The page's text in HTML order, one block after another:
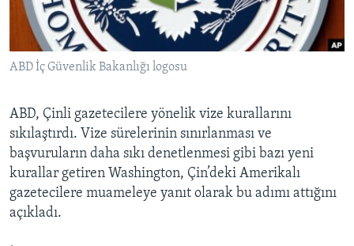
HAYATTAN
SANAT
BIZI TAKIP EDIN
ABD İç Güvenlik Bakanlığı logosu
ABD, Çinli gazetecilere yönelik vize kurallarını
sıkılaştırdı. Vize sürelerinin sınırlanması ve
başvuruların daha sıkı denetlenmesi gibi bazı yeni
kurallar getiren Washington, Çin’deki Amerikalı
gazetecilere muameleye yanıt olarak bu adımı attığını
açıkladı.